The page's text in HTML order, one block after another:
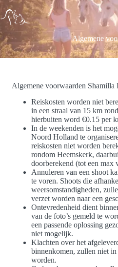
Ga
naar
de
inhoud
Algemene
Algemene voorwaarden Shamilla
Reiskosten worden niet
in een straal van 15 km
hierbuiten word €0.15 per
In de weekenden is het
Noord Holland te
reiskosten niet worden
rondom Heemskerk,
doorberekend (tot een max
Annuleren van een shoot
te voren. Shoots die
weersomstandigheden,
verzet worden naar een
Ontevredenheid dient
van de foto’s gemeld te
een passende oplossing
niet mogelijk.
Klachten over het
binnenkomen, zullen niet
worden.